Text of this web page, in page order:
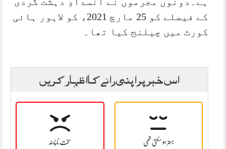
کے فیصلے کو 25 مارچ 2021ء کو لاہور ہائی
کورٹ میں چیلنج کیا تھا۔
اس خبر پر اپنی رائے کا اظہار کریں
سخت نا پسند بہتر ہو سکتی تھی